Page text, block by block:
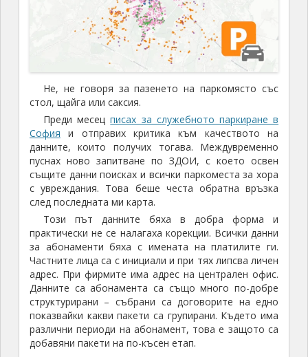
Не, не говоря за пазенето на паркомясто със
стол, щайга или саксия.
Преди месецписах за служебното паркиране в
София и отправих критика към качеството на
данните, които получих тогава. Междувременно
пуснах ново запитване по ЗДОИ, с което освен
същите данни поисках и всички паркоместа за хора
с увреждания. Това беше честа обратна връзка
след последната ми карта.
Този път данните бяха в добра форма и
практически не се налагаха корекции. Всички данни
за абонаменти бяха с имената на платилите ги.
Частните лица са с инициали и при тях липсва личен
адрес. При фирмите има адрес на централен офис.
Данните са абонамента са също много по-добре
структурирани – събрани са договорите на едно
показвайки какви пакети са групирани. Където има
различни периоди на абонамент, това е защото са
добавяни пакети на по-късен етап.